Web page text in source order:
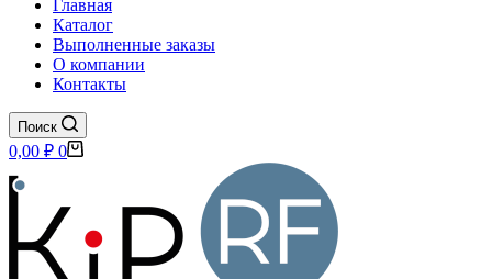
Главная
Каталог
Выполненные заказы
О компании
Контакты
Поиск
Корзина
0,00 ₽ 0